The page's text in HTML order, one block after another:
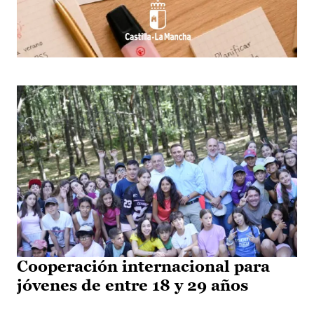
Cooperación internacional para
jóvenes de entre 18 y 29 años